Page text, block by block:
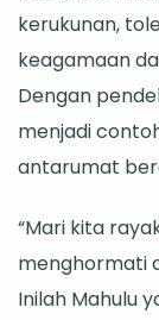
kerukunan,
keagamaan
Dengan
menjadi
antarumat
“Mari kita
menghormati
Inilah Mahulu